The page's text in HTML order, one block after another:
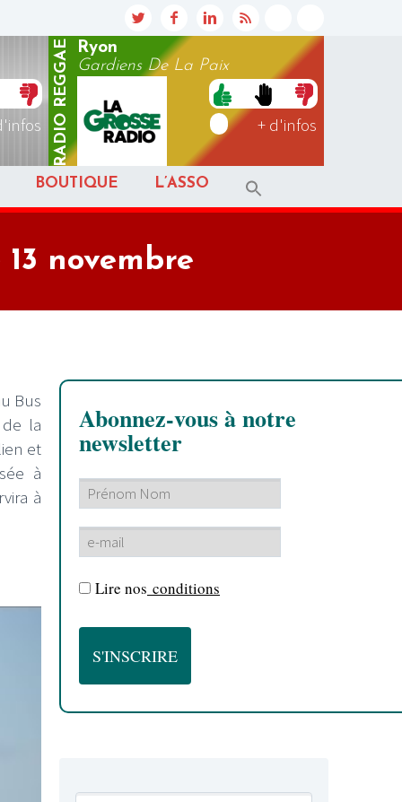
RADIO
REGGAE
Ryon
Gardiens De La Paix
+ d'infos
BOUTIQUE L’ASSO
novembre
Bus
la
et
à
à
Abonnez-vous à notre
newsletter
Lire nos conditions